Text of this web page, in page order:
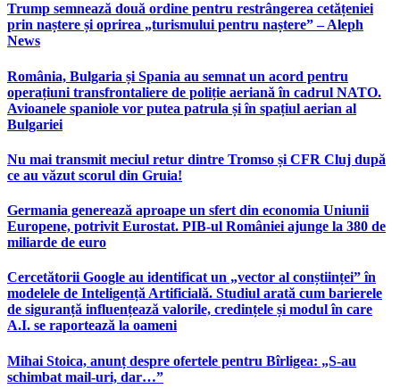
Trump semnează două ordine pentru restrângerea cetățeniei
prin naștere și oprirea „turismului pentru naștere” – Aleph
News
România, Bulgaria și Spania au semnat un acord pentru
operațiuni transfrontaliere de poliție aeriană în cadrul NATO.
Avioanele spaniole vor putea patrula și în spațiul aerian al
Bulgariei
Nu mai transmit meciul retur dintre Tromso și CFR Cluj după
ce au văzut scorul din Gruia!
Germania generează aproape un sfert din economia Uniunii
Europene, potrivit Eurostat. PIB-ul României ajunge la 380 de
miliarde de euro
Cercetătorii Google au identificat un „vector al conștiinței” în
modelele de Inteligență Artificială. Studiul arată cum barierele
de siguranță influențează valorile, credințele și modul în care
A.I. se raportează la oameni
Mihai Stoica, anunț despre ofertele pentru Bîrligea: „S-au
schimbat mail-uri, dar…”